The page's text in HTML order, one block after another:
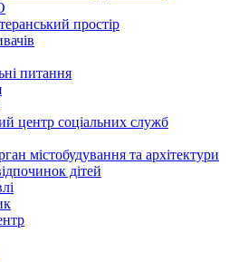
простір
питання
центр соціальних служб
містобудування та архітектури
дітей